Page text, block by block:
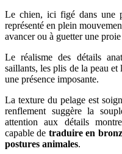
Le chien, ici figé dans une
représenté en plein
avancer ou à guetter une
Le réalisme des détails
saillants, les plis de la peau et
une présence imposante.
La texture du pelage est
renflement suggère la
attention aux détails
capable de traduire en
postures animales.